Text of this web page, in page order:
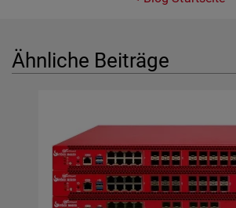
Ähnliche Beiträge